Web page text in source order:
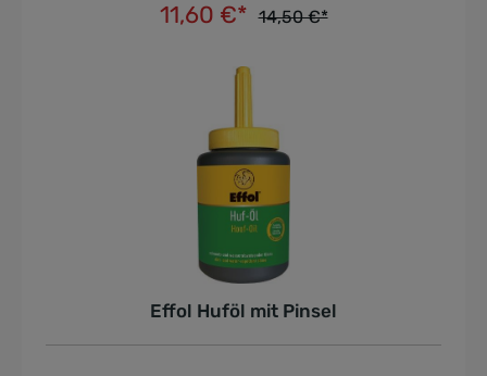
11,60 €* 14,50 €*
In den Warenkorb
Effol Huföl mit Pinsel